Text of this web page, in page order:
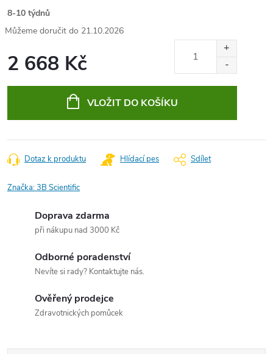
8-10 týdnů
21.10.2026
2 668 Kč
VLOŽIT DO KOŠÍKU
Dotaz k produktu Hlídací pes Sdílet
Značka:3B Scientific
Doprava zdarma
při nákupu nad 3000 Kč
Odborné poradenství
Nevíte si rady? Kontaktujte nás.
Ověřený prodejce
Zdravotnických pomůcek